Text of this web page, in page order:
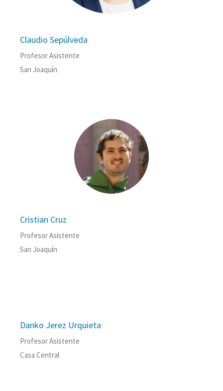
Claudio Sepúlveda
Profesor Asistente
San Joaquín
Cristian Cruz
Profesor Asistente
San Joaquín
Danko Jerez Urquieta
Profesor Asistente
Casa Central